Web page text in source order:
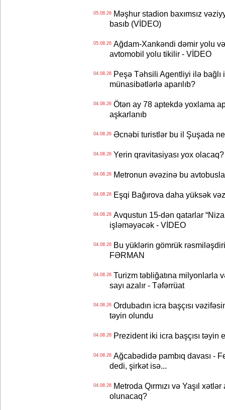
05.08.26Məşhur stadion baxımsız
basıb (VİDEO)
05.08.26Ağdam-Xankəndi dəmir yolu
avtomobil yolu tikilir - VİDEO
04.08.26Peşə Təhsili Agentliyi ilə bağlı
münasibətlərlə aparılıb?
04.08.26Ötən ay 78 aptekdə yoxlama
aşkarlanıb
04.08.26Əcnəbi turistlər bu il Şuşada
04.08.26Yerin qravitasiyası yox
04.08.26Metronun əvəzinə bu
04.08.26Eşqi Bağırova daha yüksək
04.08.26Avqustun 15-dən qatarlar
işləməyəcək - VİDEO
04.08.26Bu yüklərin gömrük
FƏRMAN
04.08.26Turizm təbliğatına milyonlarla
sayı azalır - Təfərrüat
04.08.26Ordubadın icra başçısı
təyin olundu
04.08.26Prezident iki icra başçısı təyin
04.08.26Ağcabədidə pambıq davası -
dedi, şirkət isə...
04.08.26Metroda Qırmızı və Yaşıl
olunacaq?